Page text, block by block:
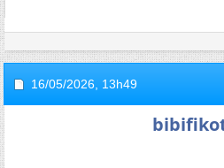
16/05/2026, 13h49